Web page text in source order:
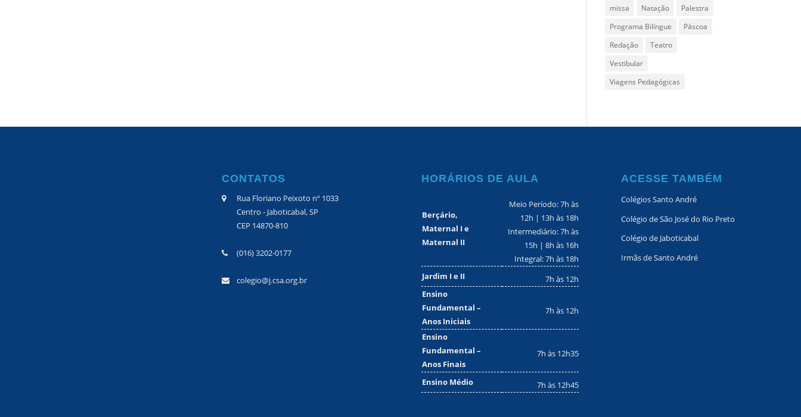
missa
Natação
Palestra
Programa Bilíngue
Páscoa
Redação
Teatro
Vestibular
Viagens Pedagógicas
CONTATOS
Rua Floriano Peixoto nº 1033
Centro - Jaboticabal, SP
CEP 14870-810
(016) 3202-0177
colegio@j.csa.org.br
HORÁRIOS DE AULA
Berçário,
Maternal I e
Maternal II
Meio Período: 7h às
12h | 13h às 18h
Intermediário: 7h às
15h | 8h às 16h
Integral: 7h às 18h
Jardim I e II
7h às 12h
Ensino
Fundamental –
Anos Iniciais
7h às 12h
Ensino
Fundamental –
Anos Finais
7h às 12h35
Ensino Médio 7h às 12h45
ACESSE TAMBÉM
Colégios Santo André
Colégio de São José do Rio Preto
Colégio de Jaboticabal
Irmãs de Santo André